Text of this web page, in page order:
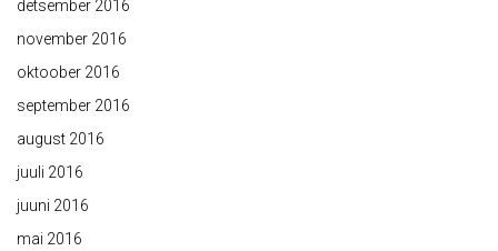
detsember 2016
november 2016
oktoober 2016
september 2016
august 2016
juuli 2016
juuni 2016
mai 2016